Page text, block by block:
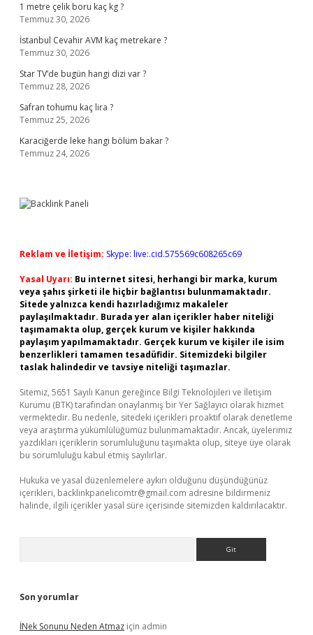
1 metre çelik boru kaç kg ?
Temmuz 30, 2026
İstanbul Cevahir AVM kaç metrekare ?
Temmuz 30, 2026
Star TV’de bugün hangi dizi var ?
Temmuz 28, 2026
Safran tohumu kaç lira ?
Temmuz 25, 2026
Karaciğerde leke hangi bölüm bakar ?
Temmuz 24, 2026
Reklam ve İletişim: Skype: live:.cid.575569c608265c69
Yasal Uyarı: Bu internet sitesi, herhangi bir marka, kurum
veya şahıs şirketi ile hiçbir bağlantısı bulunmamaktadır.
Sitede yalnızca kendi hazırladığımız makaleler
paylaşılmaktadır. Burada yer alan içerikler haber niteliği
taşımamakta olup, gerçek kurum ve kişiler hakkında
paylaşım yapılmamaktadır. Gerçek kurum ve kişiler ile isim
benzerlikleri tamamen tesadüfidir. Sitemizdeki bilgiler
taslak halindedir ve tavsiye niteliği taşımazlar.
Sitemiz, 5651 Sayılı Kanun gereğince Bilgi Teknolojileri ve İletişim
Kurumu (BTK) tarafından onaylanmış bir Yer Sağlayıcı olarak hizmet
vermektedir. Bu nedenle, sitedeki içerikleri proaktif olarak denetleme
veya araştırma yükümlülüğümüz bulunmamaktadır. Ancak, üyelerimiz
yazdıkları içeriklerin sorumluluğunu taşımakta olup, siteye üye olarak
bu sorumluluğu kabul etmiş sayılırlar.
Hukuka ve yasal düzenlemelere aykırı olduğunu düşündüğünüz
içerikleri, backlinkpanelicomtr@gmail.com adresine bildirmeniz
halinde, ilgili içerikler yasal süre içerisinde sitemizden kaldırılacaktır.
Son yorumlar
İNek Sonunu Neden Atmaz için admin